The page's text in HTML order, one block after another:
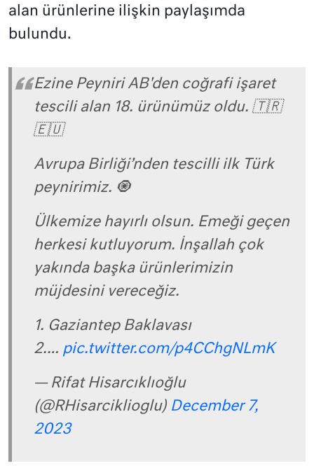
alan ürünlerine ilişkin paylaşımda
bulundu.
Ezine Peyniri AB'den coğrafi işaret
tescili alan 18. ürünümüz oldu. 🇹🇷
🇪🇺
Avrupa Birliği’nden tescilli ilk Türk
peynirimiz. 🧿
Ülkemize hayırlı olsun. Emeği geçen
herkesi kutluyorum. İnşallah çok
yakında başka ürünlerimizin
müjdesini vereceğiz.
1. Gaziantep Baklavası
2.… pic.twitter.com/p4CChgNLmK
— Rifat Hisarcıklıoğlu
(@RHisarciklioglu) December 7,
2023